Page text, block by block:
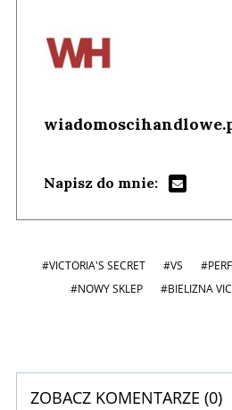
Napisz do mnie:
#VICTORIA'S SECRET #VS
#NOWY SKLEP
#BIELIZNA
ZOBACZ KOMENTARZE (0)